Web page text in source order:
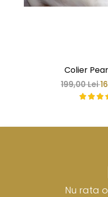
Colier
199,00 Lei
Nu rata